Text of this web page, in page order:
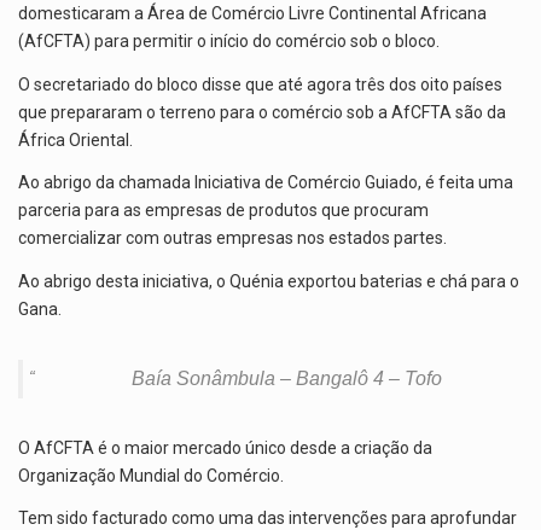
domesticaram a Área de Comércio Livre Continental Africana
(AfCFTA) para permitir o início do comércio sob o bloco.
O secretariado do bloco disse que até agora três dos oito países
que prepararam o terreno para o comércio sob a AfCFTA são da
África Oriental.
Ao abrigo da chamada Iniciativa de Comércio Guiado, é feita uma
parceria para as empresas de produtos que procuram
comercializar com outras empresas nos estados partes.
Ao abrigo desta iniciativa, o Quénia exportou baterias e chá para o
Gana.
Baía Sonâmbula – Bangalô 4 – Tofo
O AfCFTA é o maior mercado único desde a criação da
Organização Mundial do Comércio.
Tem sido facturado como uma das intervenções para aprofundar